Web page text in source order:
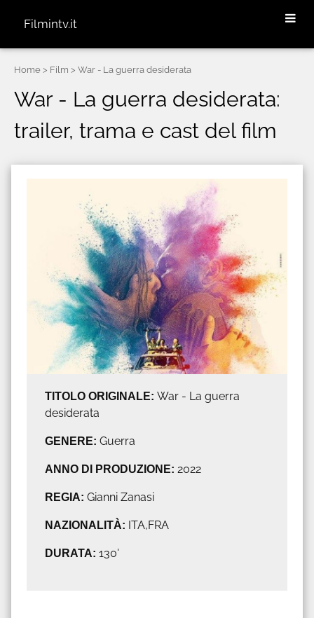
Filmintv.it
Home > Film > War - La guerra desiderata
War - La guerra desiderata:
trailer, trama e cast del film
TITOLO ORIGINALE: War - La guerra
desiderata
GENERE: Guerra
ANNO DI PRODUZIONE: 2022
REGIA: Gianni Zanasi
NAZIONALITÀ: ITA,FRA
DURATA: 130'